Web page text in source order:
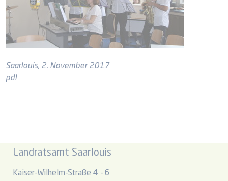
Saarlouis, 2. November 2017
pdl
Landratsamt Saarlouis
Kaiser-Wilhelm-Straße 4 - 6